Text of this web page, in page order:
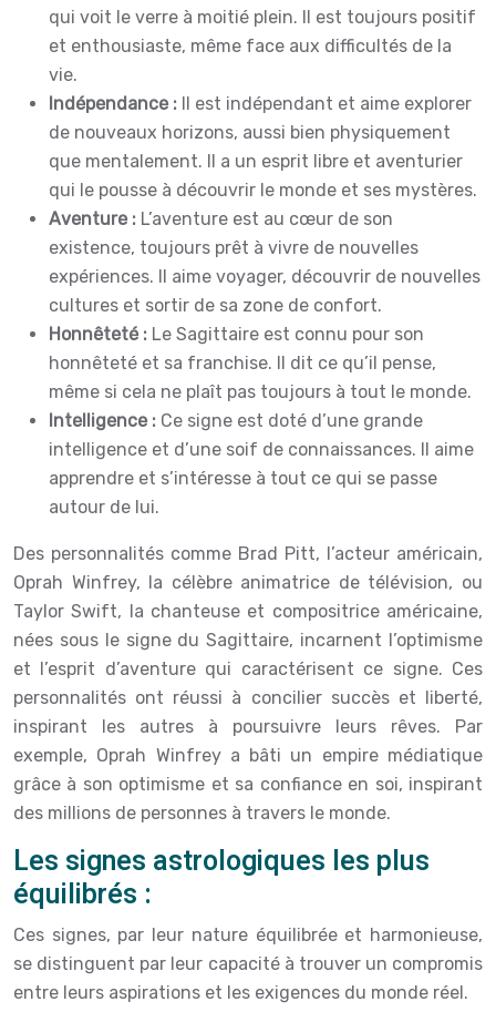
qui voit le verre à moitié plein. Il est toujours positif
et enthousiaste, même face aux difficultés de la
vie.
Indépendance : Il est indépendant et aime explorer
de nouveaux horizons, aussi bien physiquement
que mentalement. Il a un esprit libre et aventurier
qui le pousse à découvrir le monde et ses mystères.
Aventure : L’aventure est au cœur de son
existence, toujours prêt à vivre de nouvelles
expériences. Il aime voyager, découvrir de nouvelles
cultures et sortir de sa zone de confort.
Honnêteté : Le Sagittaire est connu pour son
honnêteté et sa franchise. Il dit ce qu’il pense,
même si cela ne plaît pas toujours à tout le monde.
Intelligence : Ce signe est doté d’une grande
intelligence et d’une soif de connaissances. Il aime
apprendre et s’intéresse à tout ce qui se passe
autour de lui.
Des personnalités comme Brad Pitt, l’acteur américain,
Oprah Winfrey, la célèbre animatrice de télévision, ou
Taylor Swift, la chanteuse et compositrice américaine,
nées sous le signe du Sagittaire, incarnent l’optimisme
et l’esprit d’aventure qui caractérisent ce signe. Ces
personnalités ont réussi à concilier succès et liberté,
inspirant les autres à poursuivre leurs rêves. Par
exemple, Oprah Winfrey a bâti un empire médiatique
grâce à son optimisme et sa confiance en soi, inspirant
des millions de personnes à travers le monde.
Les signes astrologiques les plus
équilibrés :
Ces signes, par leur nature équilibrée et harmonieuse,
se distinguent par leur capacité à trouver un compromis
entre leurs aspirations et les exigences du monde réel.